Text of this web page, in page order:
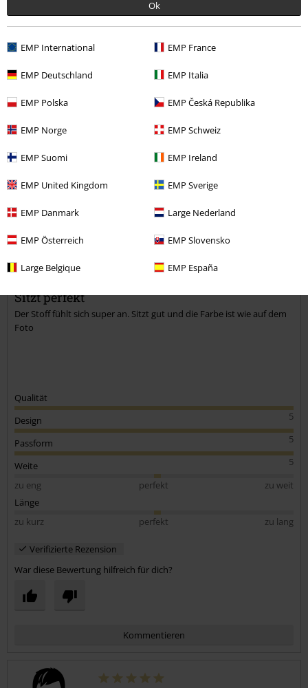
Ok
EMP International EMP France
EMP Deutschland EMP Italia
EMP Polska EMP Česká Republika
EMP Norge EMP Schweiz
EMP Suomi EMP Ireland
EMP United Kingdom EMP Sverige
EMP Danmark Large Nederland
EMP Österreich EMP Slovensko
Large Belgique EMP España
Länge
War diese Bewertung hilfreich für dich?
Kommentar jetzt abschicken!
Geschrieben am: Dienstag, 21.10.2025
Sitzt perfekt
Der Stoff fühlt sich super an. Sitzt gut und die Farbe ist wie auf dem
Foto
Qualität
5
Design
5
Passform
5
Weite
zu eng
perfekt
zu weit
Länge
zu kurz
perfekt zu lang
Verifizierte Rezension
War diese Bewertung hilfreich für dich?
Kommentieren